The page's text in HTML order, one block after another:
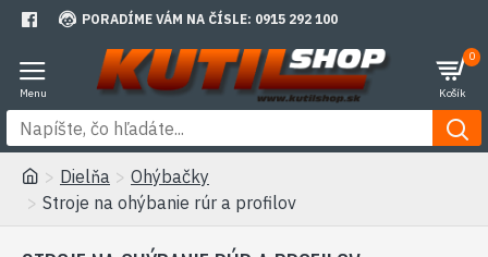
PORADÍME VÁM NA ČÍSLE: 0915 292 100
0
Dielňa
Ohýbačky
Stroje na ohýbanie rúr a profilov